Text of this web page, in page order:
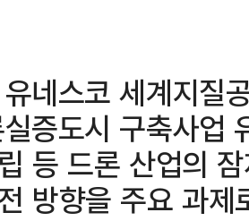
네스코 세계지질
증도시 구축사업
등 드론 산업의
방향을 주요 과제